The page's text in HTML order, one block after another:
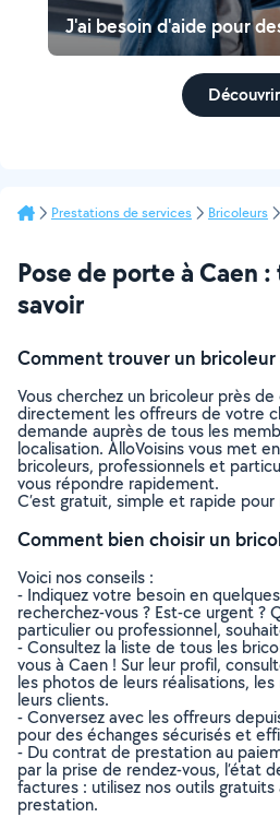
J'ai besoin d'aide pour
Découvrir
Prestations de services Bricoleurs
Pose de porte à Caen
savoir
Comment trouver un bricoleur
Vous cherchez un bricoleur près
directement les offreurs de votre
demande auprès de tous les
localisation. AlloVoisins vous met
bricoleurs, professionnels et
vous répondre rapidement.
C’est gratuit, simple et rapide
Comment bien choisir un
Voici nos conseils :
- Indiquez votre besoin en
recherchez-vous ? Est-ce urgent ?
particulier ou professionnel,
- Consultez la liste de tous les
vous à Caen ! Sur leur profil,
les photos de leurs réalisations,
leurs clients.
- Conversez avec les offreurs
pour des échanges sécurisés et
- Du contrat de prestation au
par la prise de rendez-vous, l’état
factures : utilisez nos outils
prestation.